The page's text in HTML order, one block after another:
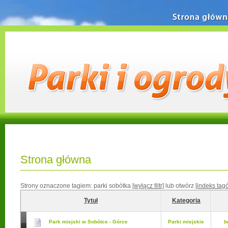
Strona główna
Strony oznaczone tagiem: parki sobótka [wyłącz filtr] lub otwórz [indeks
Tytuł Kategoria
Park miejski w Sobótce - Górce Parki miejskie
Strona główna